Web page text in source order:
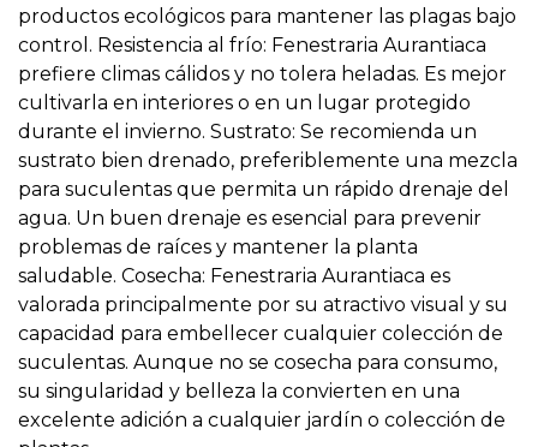
productos ecológicos para mantener las plagas bajo
control. Resistencia al frío: Fenestraria Aurantiaca
prefiere climas cálidos y no tolera heladas. Es mejor
cultivarla en interiores o en un lugar protegido
durante el invierno. Sustrato: Se recomienda un
sustrato bien drenado, preferiblemente una mezcla
para suculentas que permita un rápido drenaje del
agua. Un buen drenaje es esencial para prevenir
problemas de raíces y mantener la planta
saludable. Cosecha: Fenestraria Aurantiaca es
valorada principalmente por su atractivo visual y su
capacidad para embellecer cualquier colección de
suculentas. Aunque no se cosecha para consumo,
su singularidad y belleza la convierten en una
excelente adición a cualquier jardín o colección de